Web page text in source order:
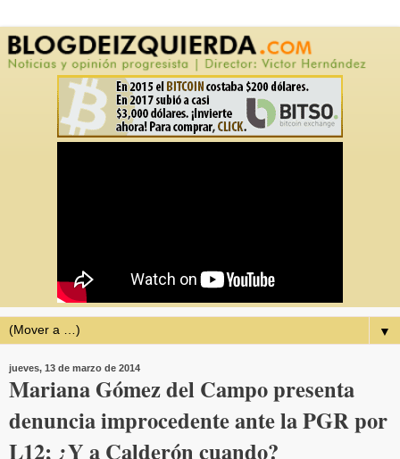
▼
jueves, 13 de marzo de 2014
Mariana Gómez del Campo presenta
denuncia improcedente ante la PGR por
L12; ¿Y a Calderón cuando?